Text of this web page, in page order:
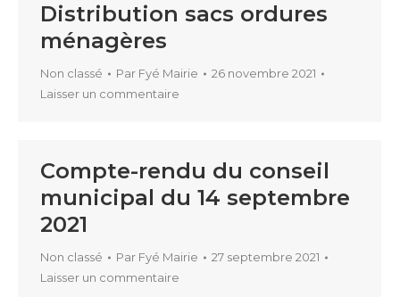
Distribution sacs ordures
ménagères
Non classé Par Fyé Mairie
26 novembre 2021
Laisser un commentaire
Compte-rendu du conseil
municipal du 14 septembre
2021
Non classé Par Fyé Mairie
27 septembre 2021
Laisser un commentaire